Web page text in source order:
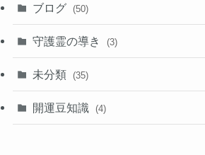
ブログ (50)
守護霊の導き (3)
未分類 (35)
開運豆知識 (4)